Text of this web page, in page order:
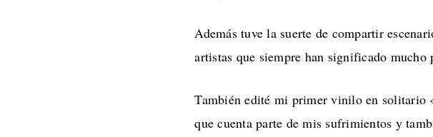
Además tuve la suerte de compartir
artistas que siempre han significado
También edité mi primer vinilo en solitario
que cuenta parte de mis sufrimientos y